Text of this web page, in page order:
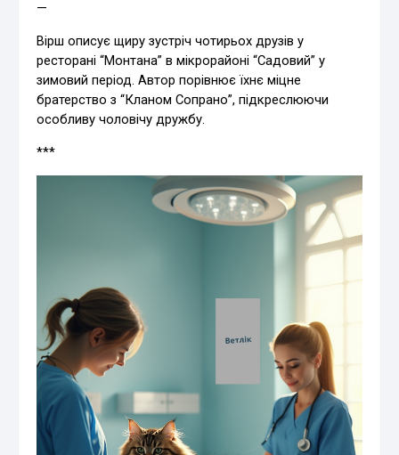
—
Вірш описує щиру зустріч чотирьох друзів у
ресторані “Монтана” в мікрорайоні “Садовий” у
зимовий період. Автор порівнює їхнє міцне
братерство з “Кланом Сопрано”, підкреслюючи
особливу чоловічу дружбу.
***